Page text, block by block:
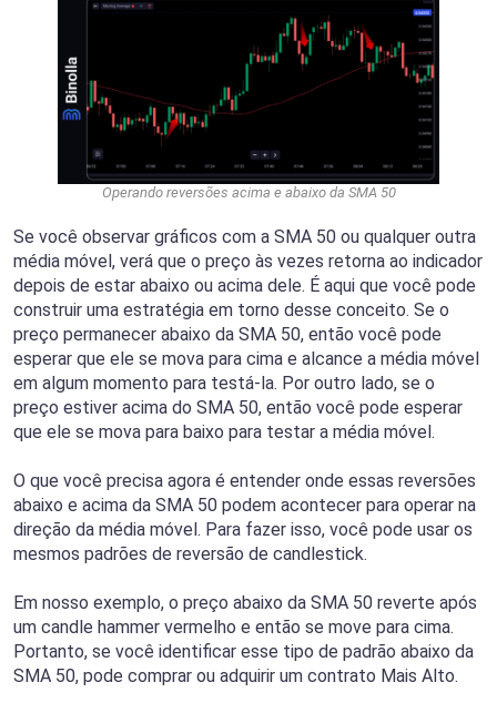
Operando reversões acima e abaixo da SMA 50
Se você observar gráficos com a SMA 50 ou qualquer outra
média móvel, verá que o preço às vezes retorna ao indicador
depois de estar abaixo ou acima dele. É aqui que você pode
construir uma estratégia em torno desse conceito. Se o
preço permanecer abaixo da SMA 50, então você pode
esperar que ele se mova para cima e alcance a média móvel
em algum momento para testá-la. Por outro lado, se o
preço estiver acima do SMA 50, então você pode esperar
que ele se mova para baixo para testar a média móvel.
O que você precisa agora é entender onde essas reversões
abaixo e acima da SMA 50 podem acontecer para operar na
direção da média móvel. Para fazer isso, você pode usar os
mesmos padrões de reversão de candlestick.
Em nosso exemplo, o preço abaixo da SMA 50 reverte após
um candle hammer vermelho e então se move para cima.
Portanto, se você identificar esse tipo de padrão abaixo da
SMA 50, pode comprar ou adquirir um contrato Mais Alto.